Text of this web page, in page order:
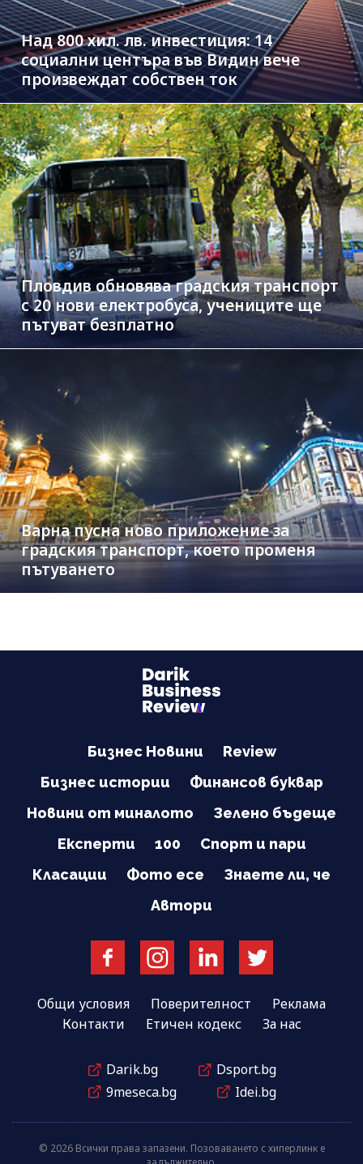
Над 800 хил. лв. инвестиция: 14
социални центъра във Видин вече
произвеждат собствен ток
Пловдив обновява градския транспорт
с 20 нови електробуса, учениците ще
пътуват безплатно
Варна пусна ново приложение за
градския транспорт, което променя
пътуването
Бизнес Новини
Review
Бизнес истории
Финансов буквар
Новини от миналото
Зелено бъдеще
Експерти
100
Спорт и пари
Класации
Фото есе
Знаете ли, че
Автори
Общи условия Поверителност
Реклама
Контакти
Етичен кодекс За нас
Darik.bg
Dsport.bg
9meseca.bg
Idei.bg
© 2026 Всички права запазени. Позоваването с хиперлинк е